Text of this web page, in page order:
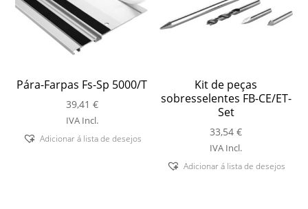
Pára-Farpas Fs-Sp 5000/T
39,41 €
IVA Incl.
Adicionar á lista de desejos
Kit de peças
sobresselentes FB-CE/ET-
Set
33,54€
IVA Incl.
Adicionar á lista de desejos